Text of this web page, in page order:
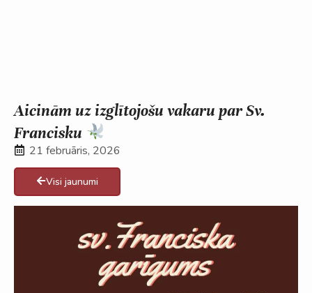
Aicinām uz izglītojošu vakaru par Sv.
Francisku
21 februāris, 2026
Visi jaunumi